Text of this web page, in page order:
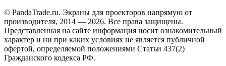
© PandaTrade.ru. Экраны для проекторов напрямую от
производителя, 2014 — 2026. Все права защищены.
Представленная на сайте информация носит ознакомительный
характер и ни при каких условиях не является публичной
офертой, определяемой положениями Статьи 437(2)
Гражданского кодекса РФ.